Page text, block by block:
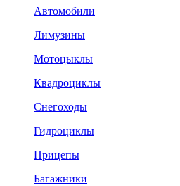
Автомобили
Лимузины
Мотоцыклы
Квадроциклы
Снегоходы
Гидроциклы
Прицепы
Багажники